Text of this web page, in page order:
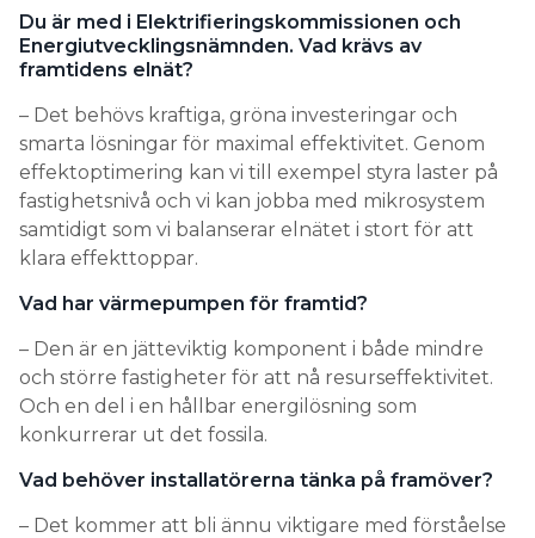
Du är med i Elektrifieringskommissionen och
Energiutvecklingsnämnden. Vad krävs av
framtidens elnät?
– Det behövs kraftiga, gröna investeringar och
smarta lösningar för maximal effektivitet. Genom
effektoptimering kan vi till exempel styra laster på
fastighetsnivå och vi kan jobba med mikrosystem
samtidigt som vi balanserar elnätet i stort för att
klara effekttoppar.
Vad har värmepumpen för framtid?
– Den är en jätteviktig komponent i både mindre
och större fastigheter för att nå resurseffektivitet.
Och en del i en hållbar energilösning som
konkurrerar ut det fossila.
Vad behöver installatörerna tänka på framöver?
– Det kommer att bli ännu viktigare med förståelse